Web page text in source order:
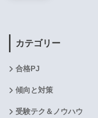
カテゴリー
合格PJ
傾向と対策
受験テク＆ノウハウ